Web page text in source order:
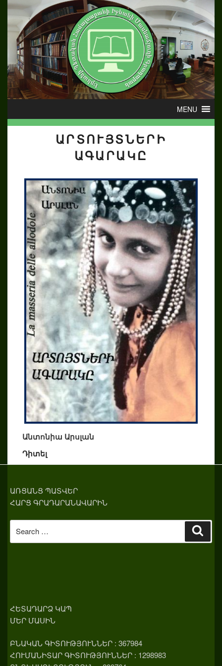
ԱՐՏՈՒՅՏՆԵՐԻ
ԱԳԱՐԱԿԸ
Անտոնիա Արսլան
Դիտել
ԱՌՑԱՆՑ ՊԱՏՎԵՐ
ՀԱՐՑ ԳՐԱԴԱՐԱՆԱՎԱՐԻՆ
for:
ՀԵՏԱԴԱՐՁ ԿԱՊ
ՄԵՐ ՄԱՍԻՆ
ԲՆԱԿԱՆ ԳԻՏՈՒԹՅՈՒՆՆԵՐ : 367984
ՀՈՒՄԱՆԻՏԱՐ ԳԻՏՈՒԹՅՈՒՆՆԵՐ : 1298983